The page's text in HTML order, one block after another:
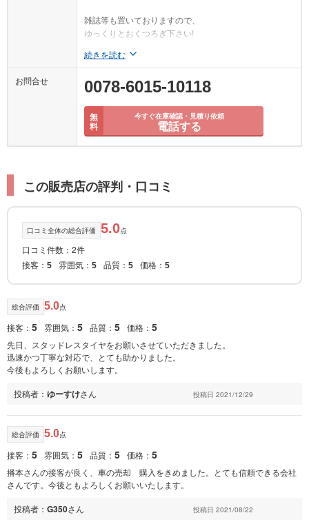
雑誌等も置いておりますので、
ゆっくりとおくつろぎ下さい!
続きを読む
お問合せ 0078-6015-10118
無
料
今すぐ在庫確認・見積り依頼
電話する
この販売店の評判・口コミ
口コミ全体の総合評価 5.0点
口コミ件数：2件
接客： 5 雰囲気： 5 品質： 5 価格： 5
総合評価 5.0点
接客： 5 雰囲気： 5 品質： 5 価格： 5
先日、スタッドレスタイヤをお願いさせていただきました。
迅速かつ丁寧な対応で、とても助かりました。
今後もよろしくお願いします。
投稿者： ゆーすけさん 投稿日 2021/12/29
総合評価 5.0点
接客： 5 雰囲気： 5 品質： 5 価格： 5
播本さんの接客が良く、車の売却 購入をきめました。とても信頼できる会社
さんです。今後ともよろしくお願いいたします。
投稿者： G350さん 投稿日 2021/08/22